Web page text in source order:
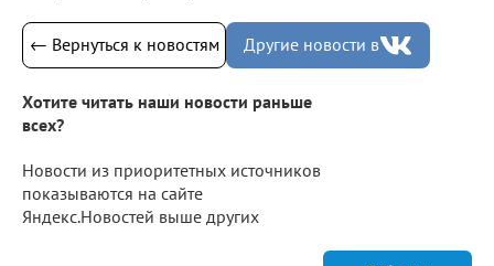
← Вернуться к новостям Другие новости в
Хотите читать наши новости раньше
всех?
Новости из приоритетных источников
показываются на сайте
Яндекс.Новостей выше других